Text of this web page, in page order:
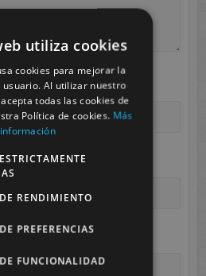
utiliza cookies
cookies para mejorar la
usuario. Al utilizar nuestro
todas las cookies de
Política de cookies. Más
información
RENDIMIENTO
PREFERENCIAS
FUNCIONALIDAD